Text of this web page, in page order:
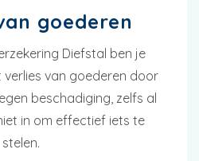
goederen
Diefstal ben je
van goederen door
beschadiging, zelfs al
in om effectief iets te
stelen.